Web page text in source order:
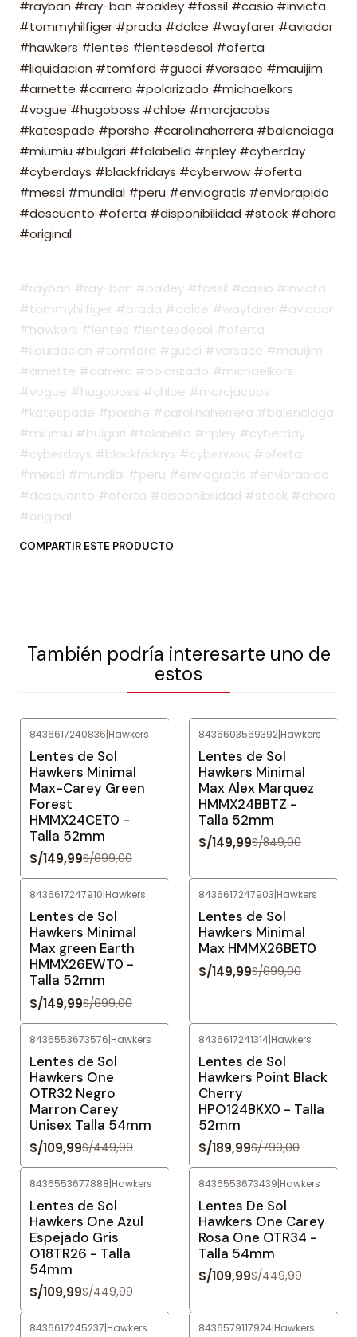
#rayban #ray-ban #oakley #fossil #casio #invicta
#tommyhilfiger #prada #dolce #wayfarer #aviador
#hawkers #lentes #lentesdesol #oferta
#liquidacion #tomford #gucci #versace #mauijim
#arnette #carrera #polarizado #michaelkors
#vogue #hugoboss #chloe #marcjacobs
#katespade #porshe #carolinaherrera #balenciaga
#miumiu #bulgari #falabella #ripley #cyberday
#cyberdays #blackfridays #cyberwow #oferta
#messi #mundial #peru #enviogratis #enviorapido
#descuento #oferta #disponibilidad #stock #ahora
#original
#rayban #ray-ban #oakley #fossil #casio #invicta
#tommyhilfiger #prada #dolce #wayfarer #aviador
#hawkers #lentes #lentesdesol #oferta
#liquidacion #tomford #gucci #versace #mauijim
#arnette #carrera #polarizado #michaelkors
#vogue #hugoboss #chloe #marcjacobs
#katespade #porshe #carolinaherrera #balenciaga
#miumiu #bulgari #falabella #ripley #cyberday
#cyberdays #blackfridays #cyberwow #oferta
#messi #mundial #peru #enviogratis #enviorapido
#descuento #oferta #disponibilidad #stock #ahora
#original
COMPARTIR ESTE PRODUCTO
También podría interesarte uno de
estos
8436617240836|Hawkers
Lentes de Sol
Hawkers Minimal
Max-Carey Green
Forest
HMMX24CET0 -
Talla 52mm
S/149,99S/699,00
8436603569392|Hawkers
Lentes de Sol
Hawkers Minimal
Max Alex Marquez
HMMX24BBTZ -
Talla 52mm
S/149,99S/849,00
8436617247910|Hawkers
Lentes de Sol
Hawkers Minimal
Max green Earth
HMMX26EWT0 -
Talla 52mm
S/149,99S/699,00
8436617247903|Hawkers
Lentes de Sol
Hawkers Minimal
Max HMMX26BET0
S/149,99S/699,00
8436553673576|Hawkers
Lentes de Sol
Hawkers One
OTR32 Negro
Marron Carey
Unisex Talla 54mm
S/109,99S/449,99
8436617241314|Hawkers
Lentes de Sol
Hawkers Point Black
Cherry
HPO124BKX0 - Talla
52mm
S/189,99S/799,00
8436553677888|Hawkers
Lentes de Sol
Hawkers One Azul
Espejado Gris
O18TR26 - Talla
54mm
S/109,99S/449,99
8436553673439|Hawkers
Lentes De Sol
Hawkers One Carey
Rosa One OTR34 -
Talla 54mm
S/109,99S/449,99
8436617245237|Hawkers 8436579117924|Hawkers